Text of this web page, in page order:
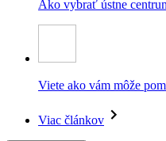
Ako vybrať ústne
Viete ako vám môže
Viac článkov